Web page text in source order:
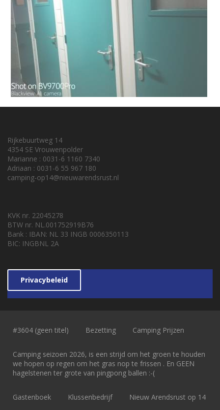
Rijkebuurtweg 14
4354 SE Vrouwenpolder
Marianne : 0031-6 1160 7340
Adriaan : 0031-6 55 967 180
camping-op14@nieuwarendsrust.nl
KVK nr. 22045278
BTW nr. NL.001752919B76
Bank : IBAN: NL 33 INGB 0006350113
BIC: INGBNL 2A
Privacybeleid
#3604 (geen titel) Bezetting Camping Prijzen
Camping seizoen 2026, is een strijd om het groen te houden
we hopen op regen om het gras nop te frissen . En GEEN
hagelstenen ter grote van pingpong ballen :-(
Gastenboek Klussenbedrijf Nieuw Arendsrust op 14